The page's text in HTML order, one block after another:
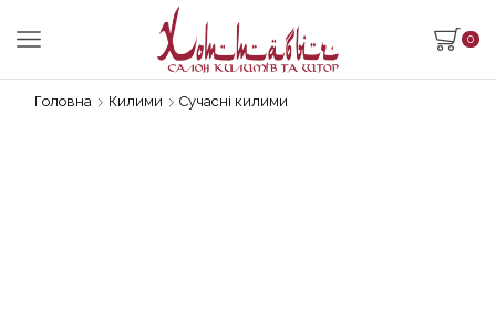
0
Головна Килими Сучасні килими